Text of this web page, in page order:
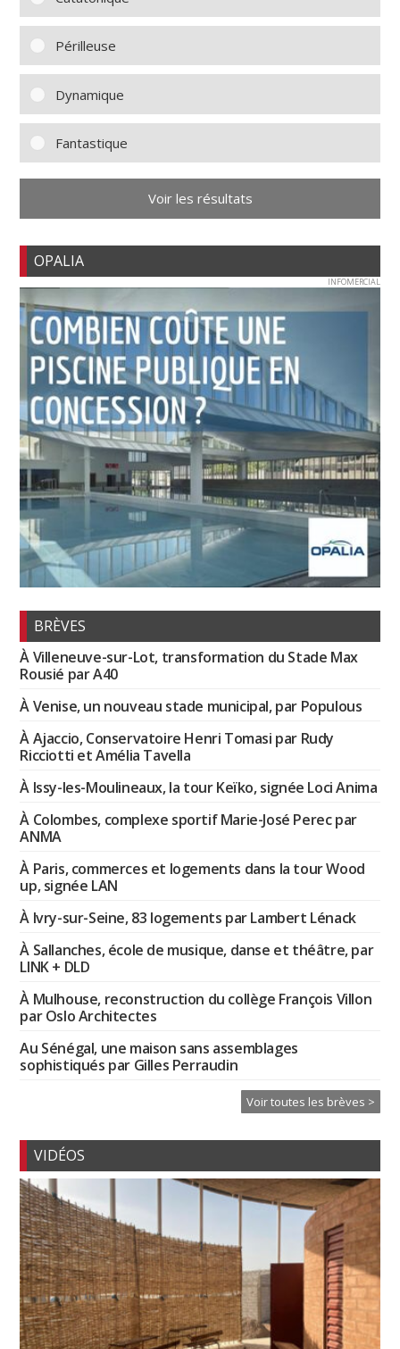
Périlleuse
Dynamique
Fantastique
Voir les résultats
OPALIA
INFOMERCIAL
BRÈVES
À Villeneuve-sur-Lot, transformation du Stade Max
Rousié par A40
À Venise, un nouveau stade municipal, par Populous
À Ajaccio, Conservatoire Henri Tomasi par Rudy
Ricciotti et Amélia Tavella
À Issy-les-Moulineaux, la tour Keïko, signée Loci Anima
À Colombes, complexe sportif Marie-José Perec par
ANMA
À Paris, commerces et logements dans la tour Wood
up, signée LAN
À Ivry-sur-Seine, 83 logements par Lambert Lénack
À Sallanches, école de musique, danse et théâtre, par
LINK + DLD
À Mulhouse, reconstruction du collège François Villon
par Oslo Architectes
Au Sénégal, une maison sans assemblages
sophistiqués par Gilles Perraudin
Voir toutes les brèves >
VIDÉOS